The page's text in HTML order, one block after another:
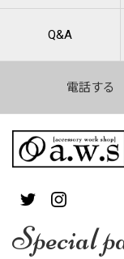
Q&A
電話する
Special